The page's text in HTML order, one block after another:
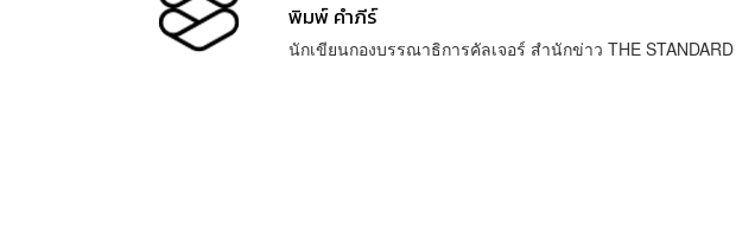
พิมพ์ คำภีร์
นักเขียนกองบรรณาธิการคัลเจอร์ สำนักข่าว THE STANDARD